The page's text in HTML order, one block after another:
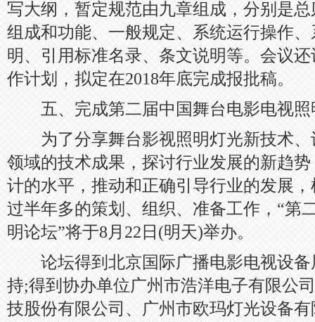
写大纲，暂定规范由九章组成，分别是
组成和功能、一般规定、系统运行操作
明、引用标准名录、条文说明等。会议
作计划，拟定在2018年底完成报批稿。
五、完成第二届中国舞台电影电视照
为了分享舞台影视照明灯光新技术、
领域的技术成果，探讨行业发展的新趋
计的水平，推动和正确引导行业的发展
过半年多的策划、组织、准备工作，“第
明论坛”将于8月22日(明天)举办。
论坛得到北京国际广播电影电视设备
持;得到协办单位广州市浩洋电子有限公
技股份有限公司、广州市欧玛灯光设备